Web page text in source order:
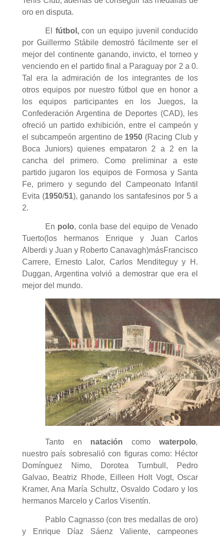
oro en disputa.
El fútbol,con un equipo juvenil conducido
por Guillermo Stábile demostró fácilmente ser el
mejor del continente ganando, invicto, el torneo y
venciendo en el partido final a Paraguay por 2 a 0.
Tal era la admiración de los integrantes de los
otros equipos por nuestro fútbol que en honor a
los equipos participantes en los Juegos, la
Confederación Argentina de Deportes (CAD), les
ofreció un partido exhibición, entre el campeón y
el subcampeón argentino de 1950 (Racing Club y
Boca Juniors) quienes empataron 2 a 2 en la
cancha del primero. Como preliminar a este
partido jugaron los equipos de Formosa y Santa
Fe, primero y segundo del Campeonato Infantil
Evita (1950/51), ganando los santafesinos por 5 a
2.
En polo, conla base del equipo de Venado
Tuerto(los hermanos Enrique y Juan Carlos
Alberdi y Juan y Roberto Canavagh)másFrancisco
Carrere, Ernesto Lalor, Carlos Menditeguy y H.
Duggan, Argentina volvió a demostrar que era el
mejor del mundo.
Tanto en natación comowaterpolo,
nuestro país sobresalió con figuras como: Héctor
Domínguez Nimo, Dorotea Turnbull, Pedro
Galvao, Beatriz Rhode, Eilleen Holt Vogt, Oscar
Kramer, Ana María Schultz, Osvaldo Codaro y los
hermanos Marcelo y Carlos Visentín.
Pablo Cagnasso (con tres medallas de oro)
y Enrique Díaz Sáenz Valiente, campeones